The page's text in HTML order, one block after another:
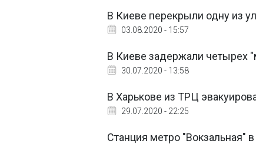
В Киеве перекрыли одну из
03.08.2020 - 15:57
В Киеве задержали четырех
30.07.2020 - 13:58
В Харькове из ТРЦ
29.07.2020 - 22:25
Станция метро "Вокзальная"